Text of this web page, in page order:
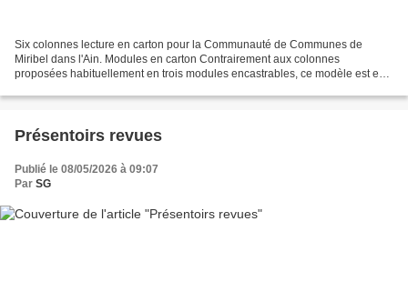
Six colonnes lecture en carton pour la Communauté de Communes de
Miribel dans l'Ain. Modules en carton Contrairement aux colonnes
proposées habituellement en trois modules encastrables, ce modèle est en
Présentoirs revues
Publié le 08/05/2026 à 09:07
Par SG